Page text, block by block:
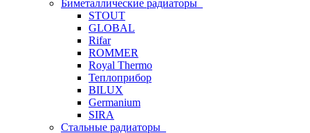
Биметаллические радиаторы
STOUT
GLOBAL
Rifar
ROMMER
Royal Thermo
Теплоприбор
BILUX
Germanium
SIRA
Стальные радиаторы